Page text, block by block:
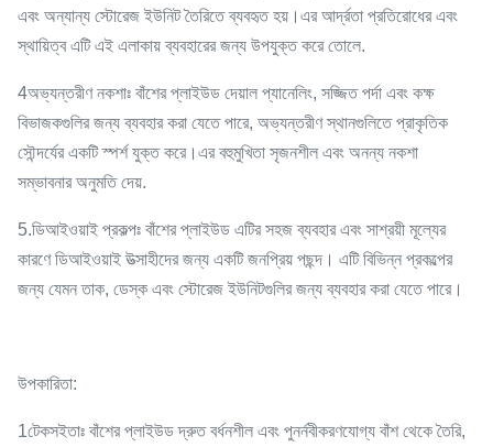
এবং অন্যান্য স্টোরেজ ইউনিট তৈরিতে ব্যবহৃত হয়।এর আর্দ্রতা প্রতিরোধের এবং
স্থায়িত্ব এটি এই এলাকায় ব্যবহারের জন্য উপযুক্ত করে তোলে.
4অভ্যন্তরীণ নকশাঃ বাঁশের প্লাইউড দেয়াল প্যানেলিং, সজ্জিত পর্দা এবং কক্ষ
বিভাজকগুলির জন্য ব্যবহার করা যেতে পারে, অভ্যন্তরীণ স্থানগুলিতে প্রাকৃতিক
সৌন্দর্যের একটি স্পর্শ যুক্ত করে।এর বহুমুখিতা সৃজনশীল এবং অনন্য নকশা
সম্ভাবনার অনুমতি দেয়.
5.ডিআইওয়াই প্রকল্পঃ বাঁশের প্লাইউড এটির সহজ ব্যবহার এবং সাশ্রয়ী মূল্যের
কারণে ডিআইওয়াই উত্সাহীদের জন্য একটি জনপ্রিয় পছন্দ। এটি বিভিন্ন প্রকল্পের
জন্য যেমন তাক, ডেস্ক এবং স্টোরেজ ইউনিটগুলির জন্য ব্যবহার করা যেতে পারে।
উপকারিতা:
1টেকসইতাঃ বাঁশের প্লাইউড দ্রুত বর্ধনশীল এবং পুনর্নবীকরণযোগ্য বাঁশ থেকে তৈরি,